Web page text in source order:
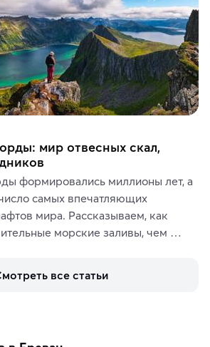
мир отвесных скал,
формировались миллионы лет, а
самых впечатляющих
мира. Рассказываем, как
морские заливы, чем
по Норвегии.
все статьи